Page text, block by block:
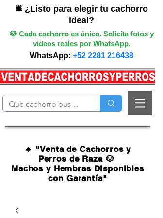
🛎️ ¿Listo para elegir tu cachorro
ideal?
🐶 Cada cachorro es único. Solicita fotos y
videos reales por WhatsApp.
WhatsApp: +52 2281 216438
🔹 "Venta de Cachorros y
Perros de Raza 🐶
Machos y Hembras Disponibles
con Garantía"